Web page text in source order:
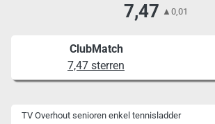
7,47 ▲ 0,01
ClubMatch
7,47 sterren
TV Overhout senioren enkel tennisladder